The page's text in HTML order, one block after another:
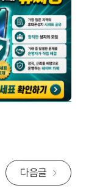
다음글